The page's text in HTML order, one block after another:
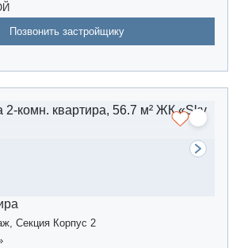
Позвонить застройщику
Секция Корпус 2